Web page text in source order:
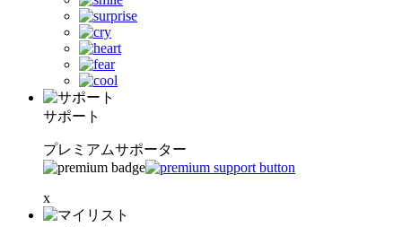
サポート
プレミアムサポーター
x